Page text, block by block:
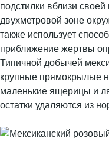
подстилки вблизи
двухметровой зоне
также использует
приближение жертвы
Типичной добычей
крупные прямокрылые
маленькие ящерицы и
остатки удаляются из